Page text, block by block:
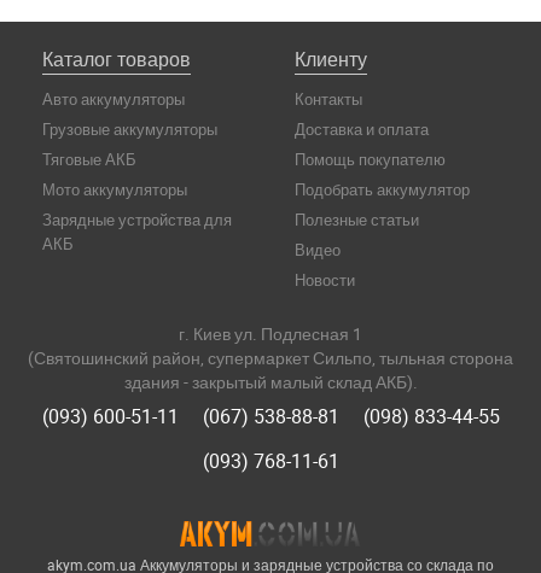
akym.com.ua Аккумуляторы и зарядные устройства со склада по
Каталог товаров
Авто аккумуляторы
Грузовые аккумуляторы
Тяговые АКБ
Мото аккумуляторы
Зарядные устройства для
АКБ
Клиенту
Контакты
Доставка и оплата
Помощь покупателю
Подобрать аккумулятор
Полезные статьи
Видео
Новости
г. Киев ул. Подлесная 1
(Святошинский район, супермаркет Сильпо, тыльная сторона
здания - закрытый малый склад АКБ).
(093) 600-51-11 (067) 538-88-81
(098) 833-44-55
(093) 768-11-61